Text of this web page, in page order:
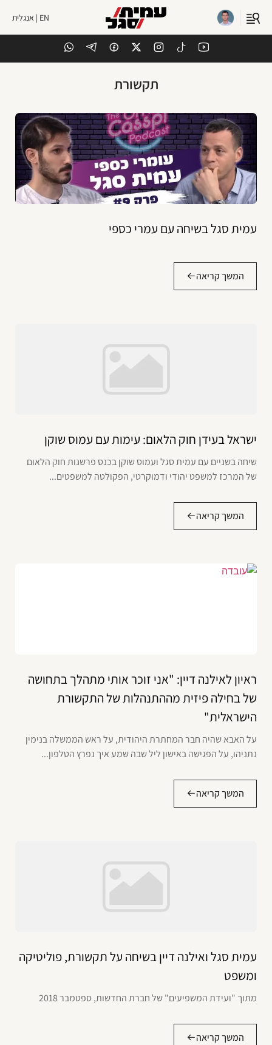
EN | אנגלית
תקשורת
עמית סגל בשיחה עם עמרי כספי
המשך קריאה
ישראל בעידן חוק הלאום: עימות עם עמוס שוקן
שיחה בשניים עם עמית סגל ועמוס שוקן בכנס פרשנות חוק הלאום
של המרכז למשפט יהודי ודמוקרטי, הפקולטה למשפטים...
המשך קריאה
ראיון לאילנה דיין: "אני זוכר אותי מתהלך בתחושה
של בחילה פיזית מההתנהלות של התקשורת
הישראלית"
על האבא שהיה חבר המחתרת היהודית, על ראש הממשלה בנימין
נתניהו, על הפגישה באישון ליל שבה שמע איך נפרץ הטלפון...
המשך קריאה
עמית סגל ואילנה דיין בשיחה על תקשורת, פוליטיקה
ומשפט
מתוך "ועידת המשפיעים" של חברת החדשות, ספטמבר 2018
המשך קריאה